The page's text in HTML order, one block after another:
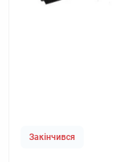
Закінчився